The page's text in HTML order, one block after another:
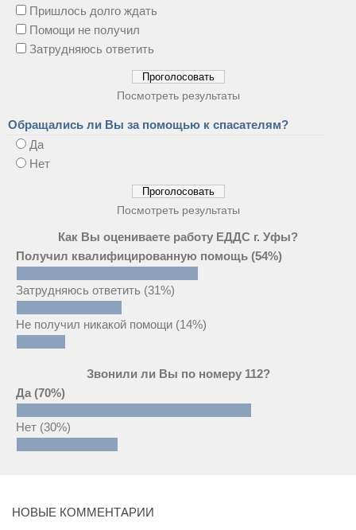
Пришлось долго ждать
Помощи не получил
Затрудняюсь ответить
Посмотреть результаты
Обращались ли Вы за помощью к спасателям?
Да
Нет
Посмотреть результаты
Как Вы оцениваете работу ЕДДС г. Уфы?
Получил квалифицированную помощь (54%)
Затрудняюсь ответить (31%)
Не получил никакой помощи (14%)
Звонили ли Вы по номеру 112?
Да (70%)
Нет (30%)
НОВЫЕ КОММЕНТАРИИ